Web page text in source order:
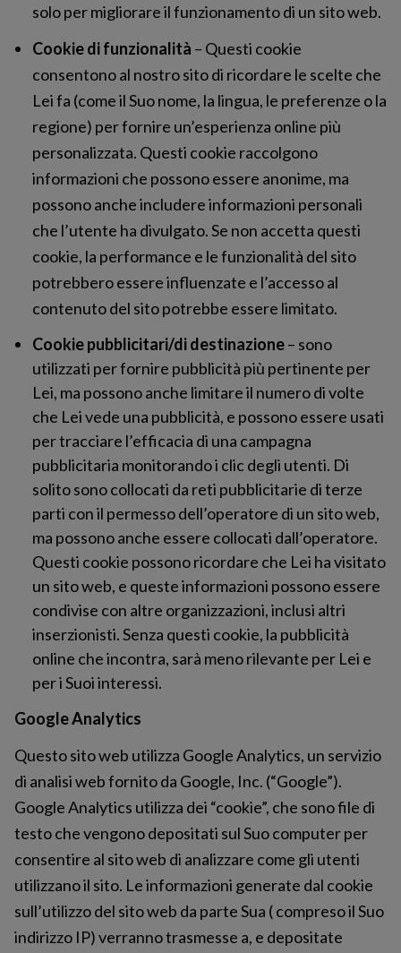
solo per migliorare il funzionamento di un sito web.
Cookie di funzionalità – Questi cookie
consentono al nostro sito di ricordare le scelte che
Lei fa (come il Suo nome, la lingua, le preferenze o la
regione) per fornire un’esperienza online più
personalizzata. Questi cookie raccolgono
informazioni che possono essere anonime, ma
possono anche includere informazioni personali
che l’utente ha divulgato. Se non accetta questi
cookie, la performance e le funzionalità del sito
potrebbero essere influenzate e l’accesso al
contenuto del sito potrebbe essere limitato.
Cookie pubblicitari/di destinazione– sono
utilizzati per fornire pubblicità più pertinente per
Lei, ma possono anche limitare il numero di volte
che Lei vede una pubblicità, e possono essere usati
per tracciare l’efficacia di una campagna
pubblicitaria monitorando i clic degli utenti. Di
solito sono collocati da reti pubblicitarie di terze
parti con il permesso dell’operatore di un sito web,
ma possono anche essere collocati dall’operatore.
Questi cookie possono ricordare che Lei ha visitato
un sito web, e queste informazioni possono essere
condivise con altre organizzazioni, inclusi altri
inserzionisti. Senza questi cookie, la pubblicità
online che incontra, sarà meno rilevante per Lei e
per i Suoi interessi.
Google Analytics
Questo sito web utilizza Google Analytics, un servizio
di analisi web fornito da Google, Inc. (“Google”).
Google Analytics utilizza dei “cookie”, che sono file di
testo che vengono depositati sul Suo computer per
consentire al sito web di analizzare come gli utenti
utilizzano il sito. Le informazioni generate dal cookie
sull’utilizzo del sito web da parte Sua ( compreso il Suo
indirizzo IP) verranno trasmesse a, e depositate